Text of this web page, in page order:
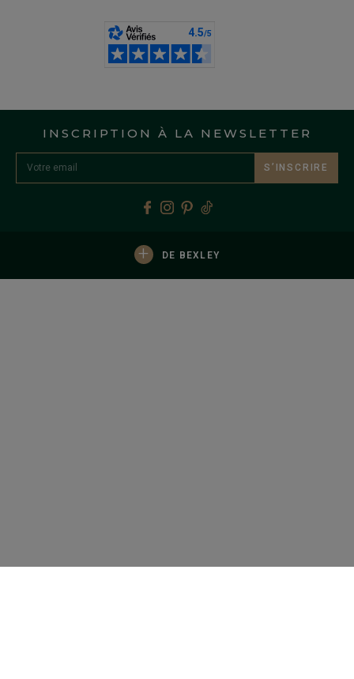
INSCRIPTION À LA NEWSLETTER
S’INSCRIRE
+ DE BEXLEY